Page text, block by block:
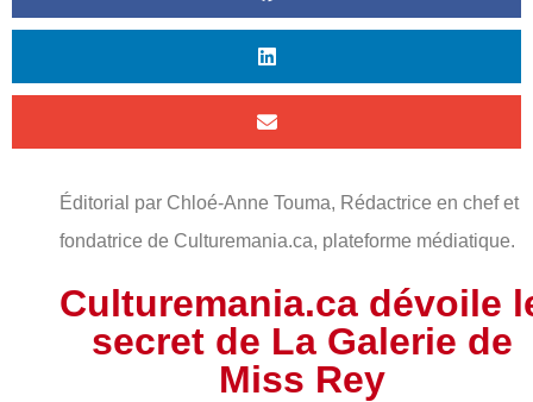
Éditorial par Chloé-Anne Touma, Rédactrice en chef et
fondatrice de Culturemania.ca, plateforme médiatique.
Culturemania.ca dévoile
secret de La Galerie de
Miss Rey